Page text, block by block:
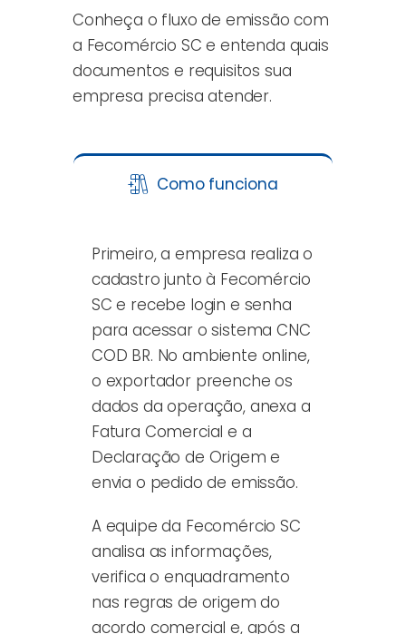
Conheça o fluxo de emissão com
a Fecomércio SC e entenda quais
documentos e requisitos sua
empresa precisa atender.
Como funciona
Primeiro, a empresa realiza o
cadastro junto à Fecomércio
SC e recebe login e senha
para acessar o sistema CNC
COD BR. No ambiente online,
o exportador preenche os
dados da operação, anexa a
Fatura Comercial e a
Declaração de Origem e
envia o pedido de emissão.
A equipe da Fecomércio SC
analisa as informações,
verifica o enquadramento
nas regras de origem do
acordo comercial e, após a